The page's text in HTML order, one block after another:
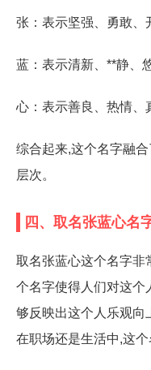
张：表示坚强、勇敢、
蓝：表示清新、**静、
心：表示善良、热情、
综合起来,这个名字融
层次。
四、取名张蓝心名
取名张蓝心这个名字非
个名字使得人们对这个
够反映出这个人乐观向
在职场还是生活中,这